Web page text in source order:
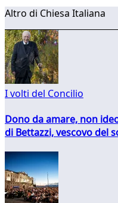
Altro di Chiesa Italiana
I volti del Concilio
Dono da amare, non
di Bettazzi, vescovo del